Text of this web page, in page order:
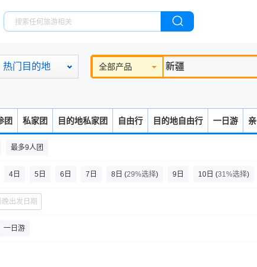
热门目的地 全部产品
团 私家团 目的地私家团 自由行 目的地自由行 一日游
最多9人团
4日 5日 6日 7日 8日 (29%选择) 9日 10日 (31%选择)
一日游